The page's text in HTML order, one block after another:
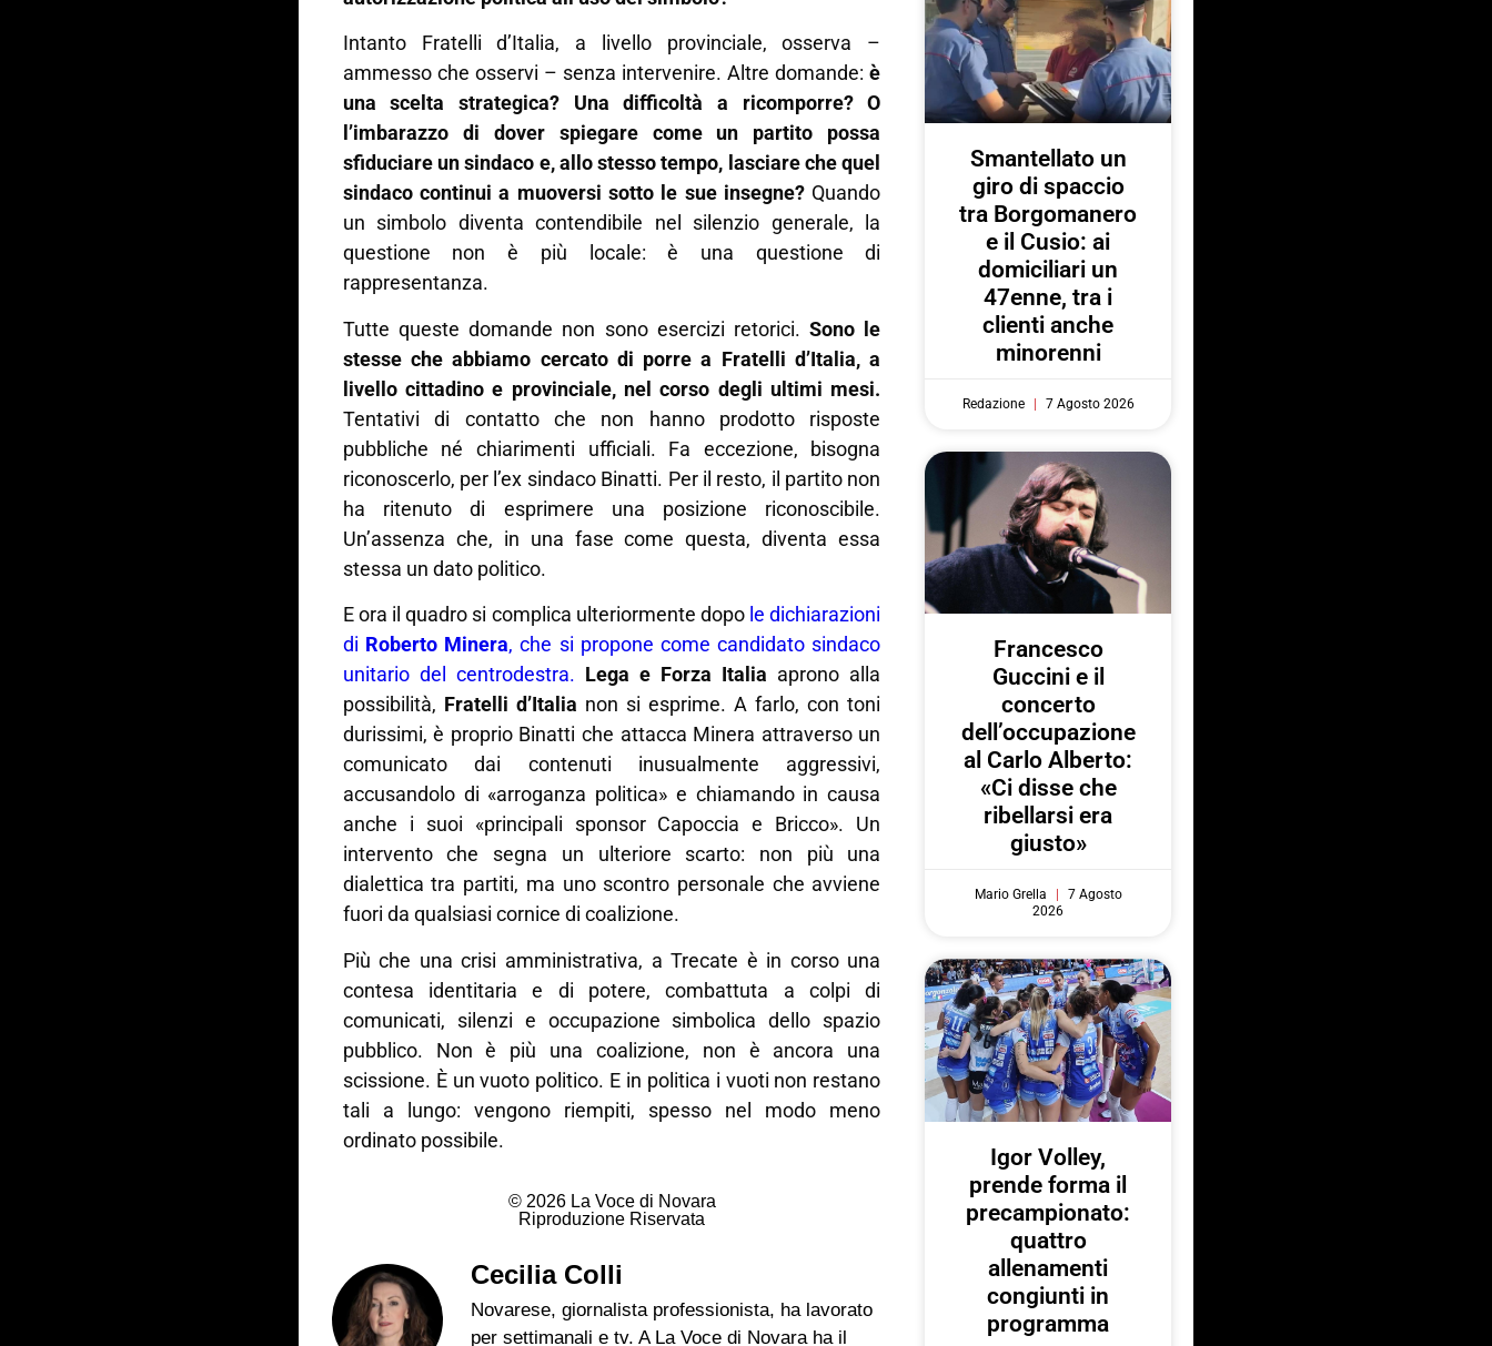
Intanto Fratelli d’Italia, a livello provinciale, osserva –
ammesso che osservi – senza intervenire. Altre domande: è
una scelta strategica? Una difficoltà a ricomporre? O
l’imbarazzo di dover spiegare come un partito possa
sfiduciare un sindaco e, allo stesso tempo, lasciare che quel
sindaco continui a muoversi sotto le sue insegne? Quando
un simbolo diventa contendibile nel silenzio generale, la
questione non è più locale: è una questione di
rappresentanza.
Tutte queste domande non sono esercizi retorici.Sono le
stesse che abbiamo cercato di porre a Fratelli d’Italia, a
livello cittadino e provinciale, nel corso degli ultimi mesi.
Tentativi di contatto che non hanno prodotto risposte
pubbliche né chiarimenti ufficiali. Fa eccezione, bisogna
riconoscerlo, per l’ex sindaco Binatti. Per il resto, il partito non
ha ritenuto di esprimere una posizione riconoscibile.
Un’assenza che, in una fase come questa, diventa essa
stessa un dato politico.
E ora il quadro si complica ulteriormente dopo le dichiarazioni
di Roberto Minera, che si propone come candidato sindaco
unitario del centrodestra. Lega e Forza Italia aprono alla
possibilità, Fratelli d’Italia non si esprime. A farlo, con toni
durissimi, è proprio Binatti che attacca Minera attraverso un
comunicato dai contenuti inusualmente aggressivi,
accusandolo di «arroganza politica» e chiamando in causa
anche i suoi «principali sponsor Capoccia e Bricco». Un
intervento che segna un ulteriore scarto: non più una
dialettica tra partiti, ma uno scontro personale che avviene
fuori da qualsiasi cornice di coalizione.
Più che una crisi amministrativa, a Trecate è in corso una
contesa identitaria e di potere, combattuta a colpi di
comunicati, silenzi e occupazione simbolica dello spazio
pubblico. Non è più una coalizione, non è ancora una
scissione. È un vuoto politico. E in politica i vuoti non restano
tali a lungo: vengono riempiti, spesso nel modo meno
ordinato possibile.
© 2026 La Voce di Novara
Riproduzione Riservata
Cecilia Colli
Novarese, giornalista professionista, ha lavorato
per settimanali e tv. A La Voce di Novara ha il
Smantellato un
giro di spaccio
tra Borgomanero
e il Cusio: ai
domiciliari un
47enne, tra i
clienti anche
minorenni
Redazione 7 Agosto 2026
Francesco
Guccini e il
concerto
dell’occupazione
al Carlo Alberto:
«Ci disse che
ribellarsi era
giusto»
Mario Grella
7 Agosto
2026
Igor Volley,
prende forma il
precampionato:
quattro
allenamenti
congiunti in
programma